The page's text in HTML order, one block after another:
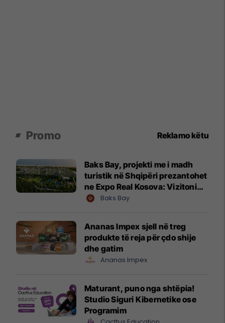
Promo Reklamo këtu
Baks Bay, projekti me i madh
turistik në Shqipëri prezantohet
ne Expo Real Kosova: Vizitoni
shtandin dhe zbuloni
Baks Bay
Ananas Impex sjell në treg
produkte të reja për çdo shije
dhe gatim
Ananas Impex
Maturant, puno nga shtëpia!
Studio Siguri Kibernetike ose
Programim